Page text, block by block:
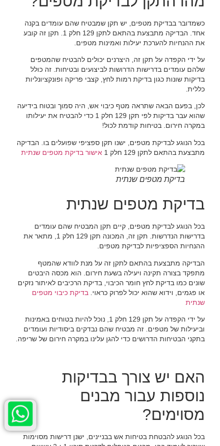
כשמדובר בבדיקת מטפים, יש תקן שמבטיח שהם עומדים בקנה
אחד. הבדיקה מתבצעת בהתאם לתקן 129 חלק 1. תקן זה קובע
את ההנחיות להערכת יעילות ואמינות מטפים.
על ידי הקפדה על תקן זה, היצרנים יכולים להבטיח שהמטפים
שלהם עומדים בדרישות הדרושות לביצועים ובטיחות. זה כולל
בדיקות שונות כגון בדיקת רמות לחץ, קצבי פריקה ופונקציונליות
כללית.
לכן, בפעם הבאה שתראה מטף כיבוי אש, היה סמוך ובטוח בידיעה
שהוא עבר בדיקות לפי תקן 129 חלק 1 כדי להבטיח את יעילותו
במקרה חירום. בטיחות קודמת לכול!
בכל הנוגע לבדיקת מטפים, ישנו תקן ספציפי שפועלים בו. הבדיקה
מתבצעת בהתאם לתקן 129 חלק 1
אישור בדיקת מטפים שנתית
בדיקת מטפים שנתית
בדיקת מטפים שנתית
בכל הנוגע לבדיקת מטפים, קיים תקן המבטיח שהם עומדים
בדרישות הנדרשות. תקן זה, המכונה תקן 129 חלק 1, מתאר את
ההנחיות הספציפיות לבדיקת מטפים.
הבדיקה מתבצעת בהתאם לתקן זה על מנת לוודא שהמטף
מתפקד בצורה תקינה ויעילה בשעת חירום. הוא מכסה היבטים
שונים כמו בדיקת לחץ חומר הכיבוי, בדיקת הרכיבים לאיתור נזקים
או פגמים, וידוא שהוא יכול לפרוק כראוי.בדיקת כיבוי מטפים
שנתית
על ידי הקפדה על תקן 129 חלק 1, נוכל להיות בטוחים באמינות
וביעילות של מטפים. זה מבטיח שהם נבדקים ביסודיות ועומדים
בתקני הבטיחות הדרושים כדי להגן עלינו במקרה חירום של שריפה.
האם יש צורך בבדיקות
נוספות עבור מבנים
מסוימים?
בכל הנוגע להבטחת בטיחות אש בבניינים, ישנן דרישות מסוימות